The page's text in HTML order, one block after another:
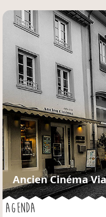
Jump
Ancien Cinéma
AGENDA